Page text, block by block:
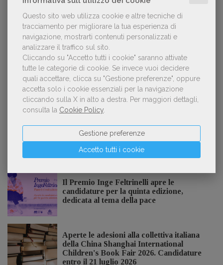
Questo sito web utilizza cookie e altre tecniche di
tracciamento per migliorare la tua esperienza di
navigazione, mostrarti contenuti personalizzati e
analizzare il traffico sul sito.
Cliccando su "Accetto tutti i cookie" saranno attivate
tutte le categorie di cookie. Se invece vuoi decidere
quali accettare, clicca su "Gestione preferenze", oppure
accetta solo i cookie essenziali per la navigazione
cliccando sulla X in alto a destra.
Per maggiori dettagli,
consulta la Cookie Policy
Accetto tutti i cookie
Gestione preferenze
Kobo ha rifiutato il 45% dei testi ricevuti per
sospetto utilizzo dell’IA
«La voce umana? Ha un valore aggiunto
impareggiabile». Simona Musmeci, product
manager ebook e audiolibri
NOTIZIE DALL'AIE
Il Premio Inge Feltrinelli apre le
candidature per la quinta edizione,
dedicata al tema della pace
Aperte le adesioni alla collettiva italiana
della China Shanghai International
Children's Book Fair 2026. Candidature
entro il 21 luglio 2026